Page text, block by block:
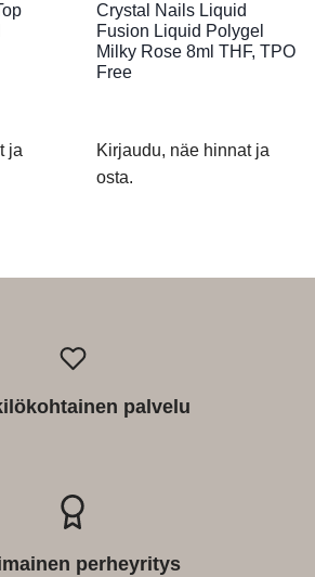
ja
Crystal Nails Liquid
Fusion Liquid Polygel
Milky Rose 8ml THF, TPO
Free
Kirjaudu, näe hinnat ja
osta.
palvelu
perheyritys